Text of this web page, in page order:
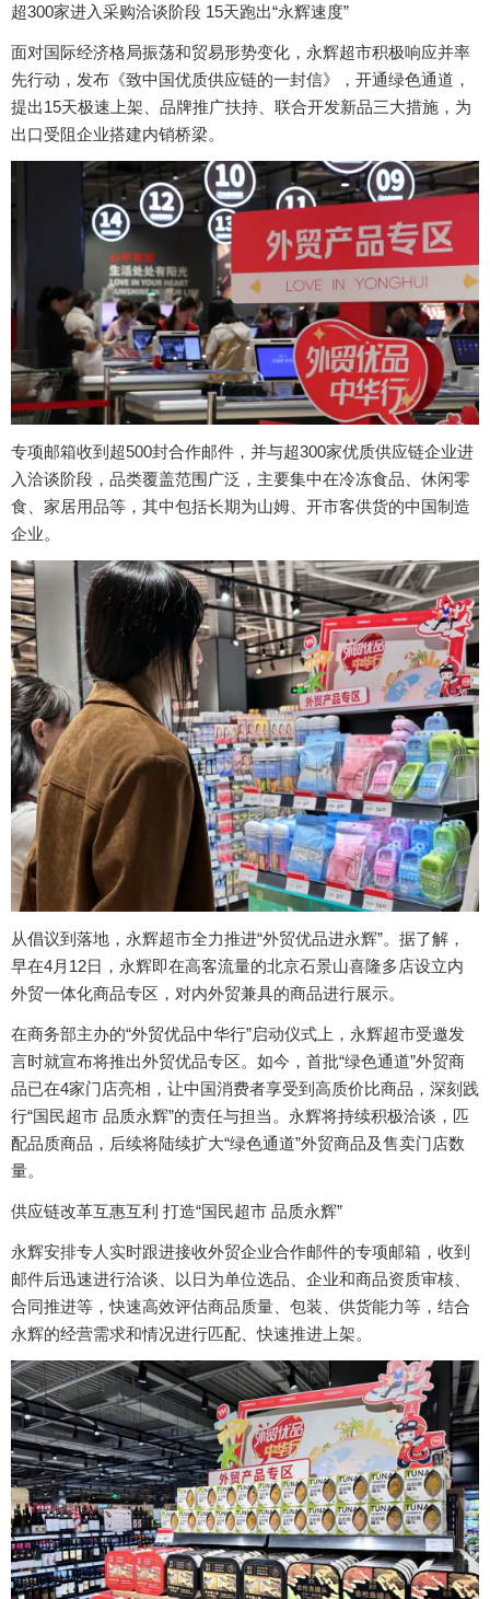
超300家进入采购洽谈阶段 15天跑出“永辉速度”
面对国际经济格局振荡和贸易形势变化，永辉超市积极响应并率
先行动，发布《致中国优质供应链的一封信》，开通绿色通道，
提出15天极速上架、品牌推广扶持、联合开发新品三大措施，为
出口受阻企业搭建内销桥梁。
专项邮箱收到超500封合作邮件，并与超300家优质供应链企业进
入洽谈阶段，品类覆盖范围广泛，主要集中在冷冻食品、休闲零
食、家居用品等，其中包括长期为山姆、开市客供货的中国制造
企业。
从倡议到落地，永辉超市全力推进“外贸优品进永辉”。据了解，
早在4月12日，永辉即在高客流量的北京石景山喜隆多店设立内
外贸一体化商品专区，对内外贸兼具的商品进行展示。
在商务部主办的“外贸优品中华行”启动仪式上，永辉超市受邀发
言时就宣布将推出外贸优品专区。如今，首批“绿色通道”外贸商
品已在4家门店亮相，让中国消费者享受到高质价比商品，深刻践
行“国民超市 品质永辉”的责任与担当。永辉将持续积极洽谈，匹
配品质商品，后续将陆续扩大“绿色通道”外贸商品及售卖门店数
量。
供应链改革互惠互利 打造“国民超市 品质永辉”
永辉安排专人实时跟进接收外贸企业合作邮件的专项邮箱，收到
邮件后迅速进行洽谈、以日为单位选品、企业和商品资质审核、
合同推进等，快速高效评估商品质量、包装、供货能力等，结合
永辉的经营需求和情况进行匹配、快速推进上架。